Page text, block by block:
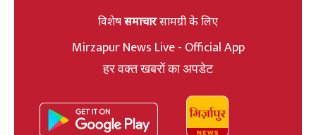
विशेषसमाचारसामग्री के लिए
Mirzapur News Live - Official App
हर वक्त खबरों का अपडेट